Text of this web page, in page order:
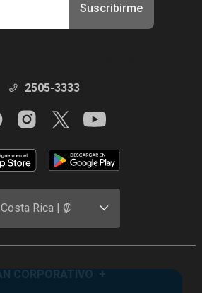
Suscribirme
2505-3333
Costa Rica | ₡